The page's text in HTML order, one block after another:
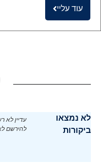
עוד עליי
לא נמצאו
ביקורות
עדיין לא
להירשם